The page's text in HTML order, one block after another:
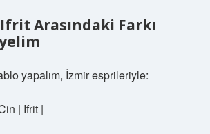
Arasındaki Farkı
yapalım, İzmir esprileriyle:
| Ifrit |